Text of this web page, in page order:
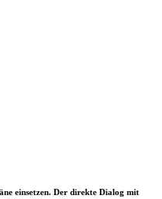
einsetzen. Der direkte Dialog mit